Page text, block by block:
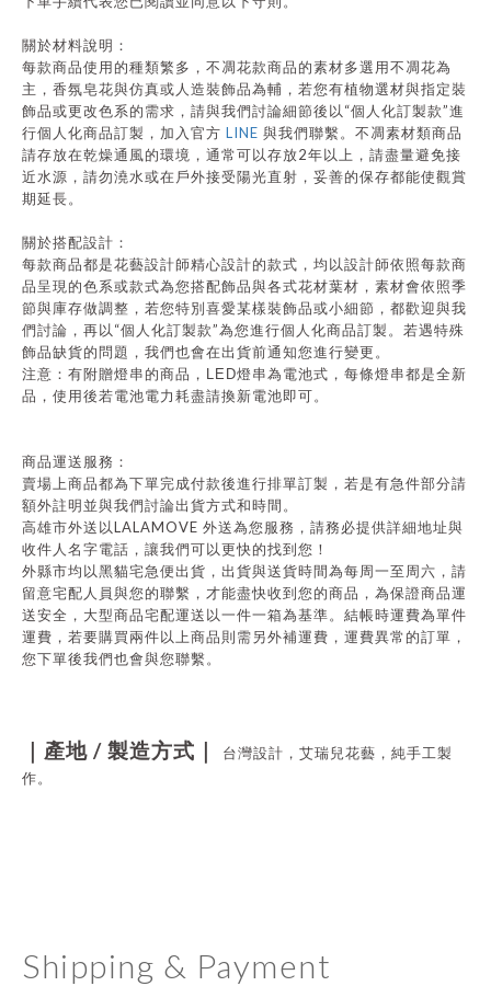
關於材料說明：
每款商品使用的種類繁多，不凋花款商品的素材多選用不凋花為
主，香氛皂花與仿真或人造裝飾品為輔，若您有植物選材與指定裝
飾品或更改色系的需求，請與我們討論細節後以 “個人化訂製款”進
行個人化商品訂製，加入官方 LINE 與我們聯繫。不凋素材類商品
請存放在乾燥通風的環境，通常可以存放2年以上，請盡量避免接
近水源，請勿澆水或在戶外接受陽光直射，妥善的保存都能使觀賞
期延長。
關於搭配設計：
每款商品都是花藝設計師精心設計的款式，均以設計師依照每款商
品呈現的色系或款式為您搭配飾品與各式花材葉材，素材會依照季
節與庫存做調整，若您特別喜愛某樣裝飾品或小細節，都歡迎與我
們討論，再以 “個人化訂製款”為您進行個人化商品訂製。若遇特殊
飾品缺貨的問題，我們也會在出貨前通知您進行變更。
注意：有附贈燈串的商品，
LED燈串為電池式，每條燈串都是全新
品，使用後若電池電力耗盡請換新電池即可。
商品運送服務：
賣場上商品都為下單完成付款後進行排單訂製，若是有急件部分請
額外註明並與我們討論出貨方式和時間。
高雄市外送以 LALAMOVE 外送為您服務，請務必提供詳細地址與
收件人名字電話，讓我們可以更快的找到您！
外縣市均以黑貓宅急便出貨，出貨與送貨時間為每周一至周六，請
留意宅配人員與您的聯繫，才能盡快收到您的商品，為保證商品運
送安全，大型商品宅配運送以一件一箱為基準。結帳時運費為單件
運費，若要購買兩件以上商品則需另外補運費，運費異常的訂單，
您下單後我們也會與您聯繫。
｜產地 / 製造方式｜
台灣設計，艾瑞兒花藝，純手工製
作。
Shipping & Payment